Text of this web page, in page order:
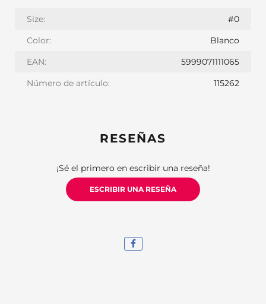
Size:
#0
Color:
Blanco
EAN:
5999071111065
Número de artículo:
115262
RESEÑAS
¡Sé el primero en escribir una reseña!
ESCRIBIR UNA RESEÑA